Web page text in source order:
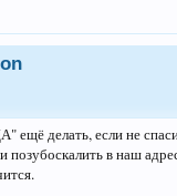
ещё делать, если не
позубоскалить в наш